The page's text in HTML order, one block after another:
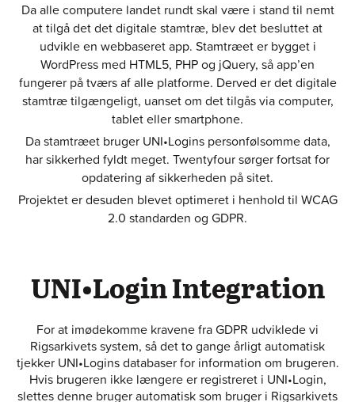
Da alle computere landet rundt skal være i stand til nemt
at tilgå det det digitale stamtræ, blev det besluttet at
udvikle en webbaseret app. Stamtræet er bygget i
WordPress med HTML5, PHP og jQuery, så app’en
fungerer på tværs af alle platforme. Derved er det digitale
stamtræ tilgængeligt, uanset om det tilgås via computer,
tablet eller smartphone.
Da stamtræet bruger UNI•Logins personfølsomme data,
har sikkerhed fyldt meget. Twentyfour sørger fortsat for
opdatering af sikkerheden på sitet.
Projektet er desuden blevet optimeret i henhold til WCAG
2.0 standarden og GDPR.
UNI•Login Integration
For at imødekomme kravene fra GDPR udviklede vi
Rigsarkivets system, så det to gange årligt automatisk
tjekker UNI•Logins databaser for information om brugeren.
Hvis brugeren ikke længere er registreret i UNI•Login,
slettes denne bruger automatisk som bruger i Rigsarkivets